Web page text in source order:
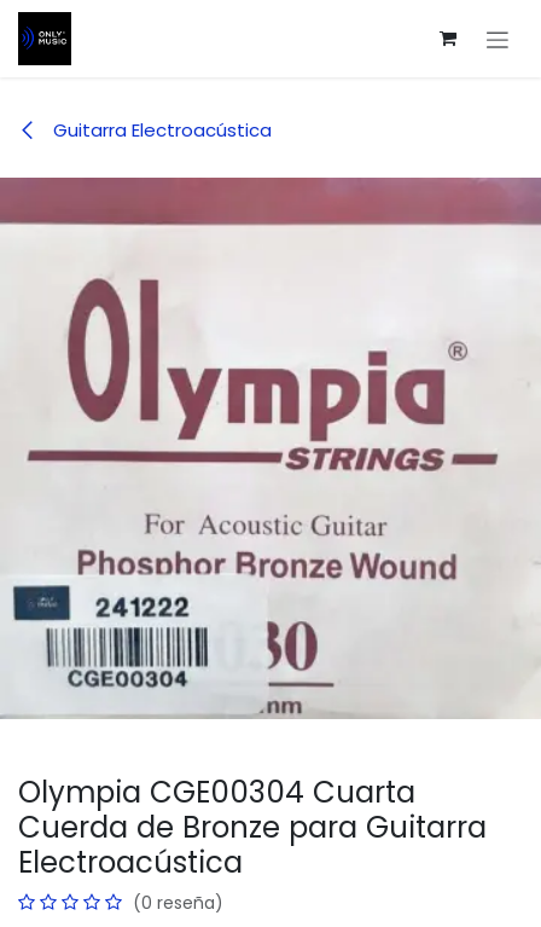
Ir al contenido
Guitarra Electroacústica
Olympia CGE00304 Cuarta
Cuerda de Bronze para Guitarra
Electroacústica
(0 reseña)